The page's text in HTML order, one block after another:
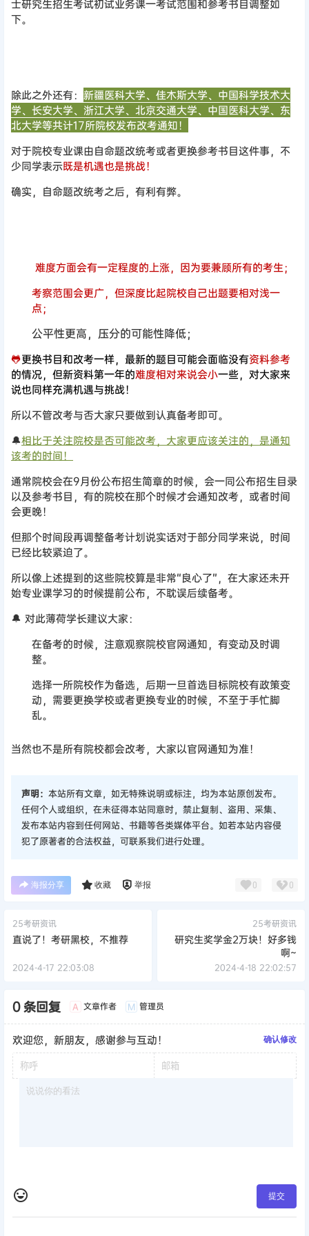
士研究生招生考试初试业务课一考试范围和参考书目调整如
下。
除此之外还有： 新疆医科大学、佳木斯大学、中国科学技术大
学、长安大学、浙江大学、北京交通大学、中国医科大学、东
北大学等共计17所院校发布改考通知！
对于院校专业课由自命题改统考或者更换参考书目这件事，不
少同学表示既是机遇也是挑战！
确实，自命题改统考之后，有利有弊。
难度方面会有一定程度的上涨，因为要兼顾所有的考生；
考察范围会更广，但深度比起院校自己出题要相对浅一
点；
公平性更高，压分的可能性降低；
🐸更换书目和改考一样，最新的题目可能会面临没有资料参考
的情况，但新资料第一年的难度相对来说会小一些，对大家来
说也同样充满机遇与挑战！
所以不管改考与否大家只要做到认真备考即可。
🔔相比于关注院校是否可能改考，大家更应该关注的，是通知
该考的时间！
通常院校会在9月份公布招生简章的时候，会一同公布招生目录
以及参考书目，有的院校在那个时候才会通知改考，或者时间
会更晚！
但那个时间段再调整备考计划说实话对于部分同学来说，时间
已经比较紧迫了。
所以像上述提到的这些院校算是非常“良心了”，在大家还未开
始专业课学习的时候提前公布，不耽误后续备考。
🔔 对此薄荷学长建议大家：
在备考的时候，注意观察院校官网通知，有变动及时调
整。
选择一所院校作为备选，后期一旦首选目标院校有政策变
动，需要更换学校或者更换专业的时候，不至于手忙脚
乱。
当然也不是所有院校都会改考，大家以官网通知为准！
声明： 本站所有文章，如无特殊说明或标注，均为本站原创发布。
任何个人或组织，在未征得本站同意时，禁止复制、盗用、采集、
发布本站内容到任何网站、书籍等各类媒体平台。如若本站内容侵
犯了原著者的合法权益，可联系我们进行处理。
海报分享 收藏 举报 0 0
25考研资讯
直说了！考研黑校，不推荐
2024-4-17 22:03:08
25考研资讯
研究生奖学金2万块！好多钱
啊~
2024-4-18 22:02:57
0 条回复 A 文章作者 M 管理员
欢迎您，新朋友，感谢参与互动！ 确认修改
提交